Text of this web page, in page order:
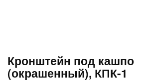
Кронштейн под кашпо
(окрашенный), КПК-1